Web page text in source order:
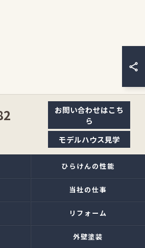
お問い合わせはこち
ら
モデルハウス見学
ひらけんの性能
当社の仕事
リフォーム
外壁塗装